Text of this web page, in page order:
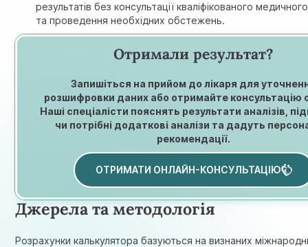
результатів без консультації кваліфікованого
та проведення необхідних обстежень.
Отримали результат?
Запишіться на прийом до лікаря для
розшифровки даних або отримайте консультацію
Наші спеціалісти пояснять результати аналізів,
чи потрібні додаткові аналізи та дадуть
рекомендації.
ОТРИМАТИ ОНЛАЙН-КОНСУЛЬТАЦІЮ
Джерела та методологія
Розрахунки калькулятора базуються на визнаних